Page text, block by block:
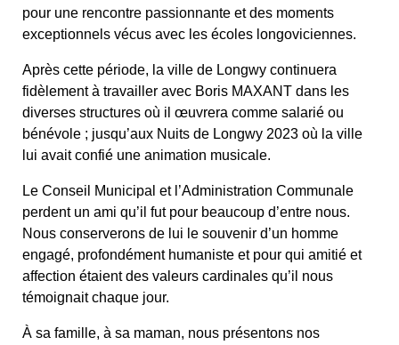
pour une rencontre passionnante et des moments
exceptionnels vécus avec les écoles longoviciennes.
Après cette période, la ville de Longwy continuera
fidèlement à travailler avec Boris MAXANT dans les
diverses structures où il œuvrera comme salarié ou
bénévole ; jusqu’aux Nuits de Longwy 2023 où la ville
lui avait confié une animation musicale.
Le Conseil Municipal et l’Administration Communale
perdent un ami qu’il fut pour beaucoup d’entre nous.
Nous conserverons de lui le souvenir d’un homme
engagé, profondément humaniste et pour qui amitié et
affection étaient des valeurs cardinales qu’il nous
témoignait chaque jour.
À sa famille, à sa maman, nous présentons nos